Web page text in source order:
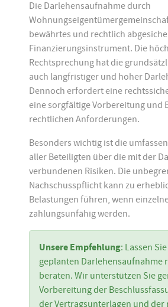
Die Darlehensaufnahme durch
bewährtes und rechtlich
Finanzierungsinstrument. Die
Rechtsprechung hat die
auch langfristiger und hoher
Dennoch erfordert eine
eine sorgfältige Vorbereitung und
rechtlichen Anforderungen.
Besonders wichtig ist die
aller Beteiligten über die mit der
verbundenen Risiken. Die
Nachschusspflicht kann zu
Belastungen führen, wenn
zahlungsunfähig werden.
Unsere Empfehlung: Lassen
geplanten Darlehensaufnahme
beraten. Wir unterstützen Sie
Vorbereitung der
der Vertragsunterlagen und der